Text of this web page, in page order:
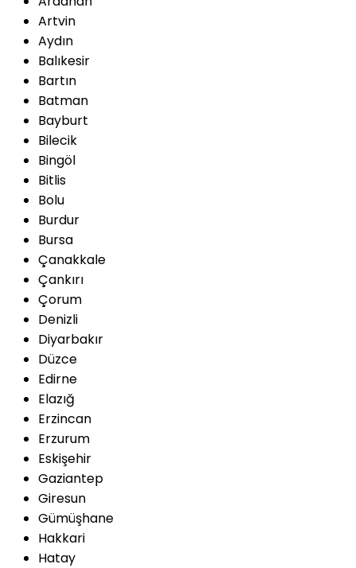
Artvin
Aydın
Balıkesir
Bartın
Batman
Bayburt
Bilecik
Bingöl
Bitlis
Bolu
Burdur
Bursa
Çanakkale
Çankırı
Çorum
Denizli
Diyarbakır
Düzce
Edirne
Elazığ
Erzincan
Erzurum
Eskişehir
Gaziantep
Giresun
Gümüşhane
Hakkari
Hatay